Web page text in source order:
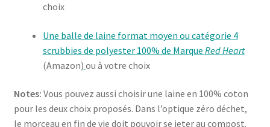
choix
Une balle de laine format moyen ou catégorie 4
scrubbies de polyester 100% de Marque Red Heart
(Amazon) ou à votre choix
Notes: Vous pouvez aussi choisir une laine en 100% coton
pour les deux choix proposés. Dans l’optique zéro déchet,
le morceau en fin de vie doit pouvoir se jeter au compost.